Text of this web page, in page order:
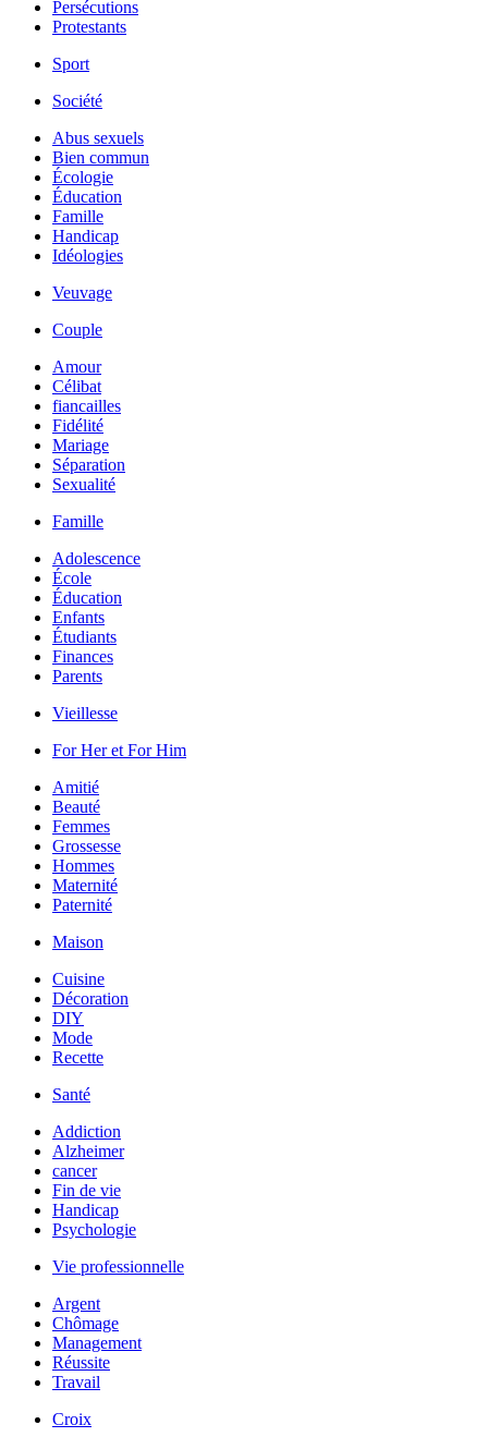
Persécutions
Protestants
Sport
Société
Abus sexuels
Bien commun
Écologie
Éducation
Famille
Handicap
Idéologies
Veuvage
Couple
Amour
Célibat
fiancailles
Fidélité
Mariage
Séparation
Sexualité
Famille
Adolescence
École
Éducation
Enfants
Étudiants
Finances
Parents
Vieillesse
For Her et For Him
Amitié
Beauté
Femmes
Grossesse
Hommes
Maternité
Paternité
Maison
Cuisine
Décoration
DIY
Mode
Recette
Santé
Addiction
Alzheimer
cancer
Fin de vie
Handicap
Psychologie
Vie professionnelle
Argent
Chômage
Management
Réussite
Travail
Croix